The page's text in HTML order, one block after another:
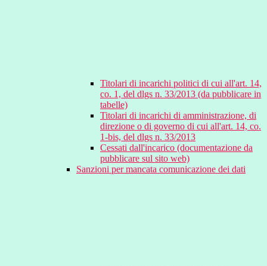
Titolari di incarichi politici di cui all'art. 14,
co. 1, del dlgs n. 33/2013 (da pubblicare in
tabelle)
Titolari di incarichi di amministrazione, di
direzione o di governo di cui all'art. 14, co.
1-bis, del dlgs n. 33/2013
Cessati dall'incarico (documentazione da
pubblicare sul sito web)
Sanzioni per mancata comunicazione dei dati